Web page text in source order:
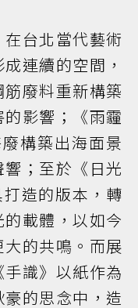
台北當代藝術
連續的空間，
廢料重新構築
影響；《雨霾
構築出海面景
；至於《日光
造的版本，轉
載體，以如今
的共鳴。而展
識》以紙作為
的思念中，造